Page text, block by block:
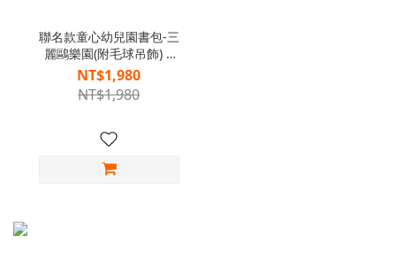
聯名款童心幼兒園書包-三
麗鷗樂園(附毛球吊飾) |
Tiger Family
NT$1,980
NT$1,980